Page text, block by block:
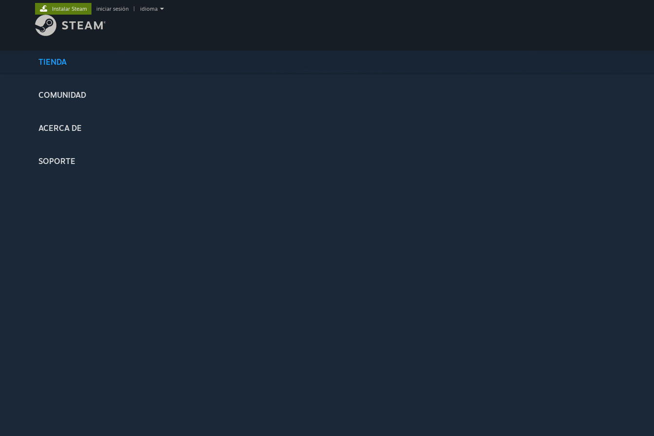
TIENDA
COMUNIDAD
ACERCA DE
SOPORTE
Instalar Steam iniciar sesión idioma